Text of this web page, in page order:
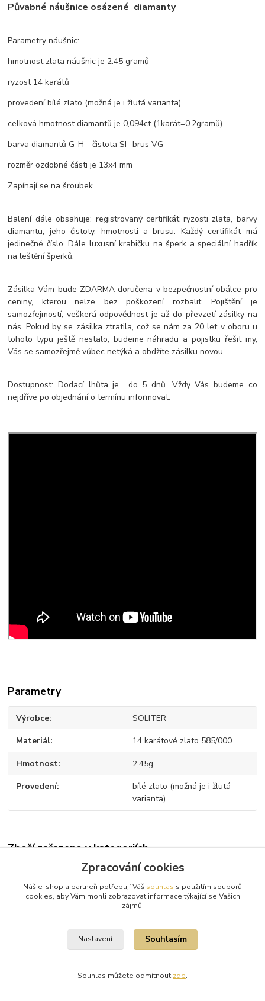
Půvabné náušnice osázené diamanty
Parametry náušnic:
hmotnost zlata náušnic je 2.45 gramů
ryzost 14 karátů
provedení bílé zlato (možná je i žlutá varianta)
celková hmotnost diamantů je 0,094ct (1karát=0.2gramů)
barva diamantů G-H - čistota SI- brus VG
rozměr ozdobné části je 13x4 mm
Zapínají se na šroubek.
Balení dále obsahuje: registrovaný certifikát ryzosti zlata, barvy
diamantu, jeho čistoty, hmotnosti a brusu. Každý certifikát má
jedinečné číslo. Dále luxusní krabičku na šperk a speciální hadřík
na leštění šperků.
Zásilka Vám bude ZDARMA doručena v bezpečnostní obálce pro
ceniny, kterou nelze bez poškození rozbalit. Pojištění je
samozřejmostí, veškerá odpovědnost je až do převzetí zásilky na
nás. Pokud by se zásilka ztratila, což se nám za 20 let v oboru u
tohoto typu ještě nestalo, budeme náhradu a pojistku řešit my,
Vás se samozřejmě vůbec netýká a obdžíte zásilku novou.
Dostupnost: Dodací lhůta je do 5 dnů. Vždy Vás budeme co
nejdříve po objednání o termínu informovat.
Parametry
Výrobce SOLITER
Materiál 14 karátové zlato 585/000
Hmotnost 2,45g
Provedení
bílé zlato (možná je i žlutá
varianta)
Zboží zařazeno v kategoriích
Diamantové náušnice
Bílé zlato
Zpracování cookies
Náš e-shop a partneři potřebují Váš souhlas s použitím souborů
cookies, aby Vám mohli zobrazovat informace týkající se Vašich
zájmů.
Nastavení Souhlasím
Souhlas můžete odmítnout zde.